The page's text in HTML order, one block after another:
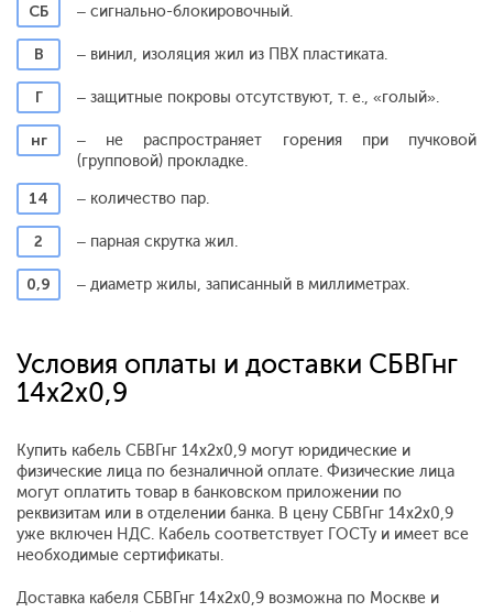
СБ – сигнально-блокировочный.
В – винил, изоляция жил из ПВХ пластиката.
Г – защитные покровы отсутствуют, т. е., «голый».
нг
– не распространяет горения при пучковой
(групповой) прокладке.
14
– количество пар.
2 – парная скрутка жил.
0,9 – диаметр жилы, записанный в миллиметрах.
Условия оплаты и доставки СБВГнг
14x2x0,9
Купить кабель СБВГнг 14x2x0,9 могут юридические и
физические лица по безналичной оплате. Физические лица
могут оплатить товар в банковском приложении по
реквизитам или в отделении банка. В цену СБВГнг 14x2x0,9
уже включен НДС. Кабель соответствует ГОСТу и имеет все
необходимые сертификаты.
Доставка кабеля СБВГнг 14x2x0,9 возможна по Москве и